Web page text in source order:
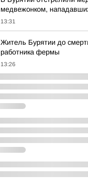
медвежонком,
13:31
Житель Бурятии до
работника фермы
13:26